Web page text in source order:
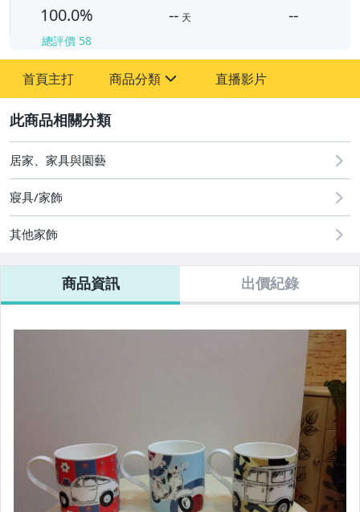
100.0%
總評價 58
-- 天 --
首頁主打 商品分類
居家、家具與園藝
直播影片
居家、家具與園藝
寢具/家飾
其他家飾
商品資訊 出價紀錄